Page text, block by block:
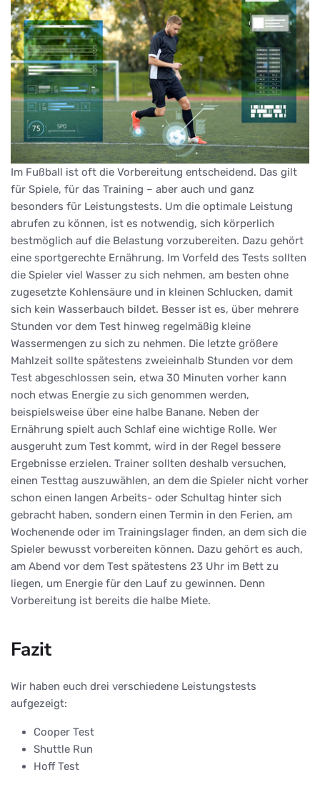
Im Fußball ist oft die Vorbereitung entscheidend. Das gilt
für Spiele, für das Training – aber auch und ganz
besonders für Leistungstests. Um die optimale Leistung
abrufen zu können, ist es notwendig, sich körperlich
bestmöglich auf die Belastung vorzubereiten. Dazu gehört
eine sportgerechte Ernährung. Im Vorfeld des Tests sollten
die Spieler viel Wasser zu sich nehmen, am besten ohne
zugesetzte Kohlensäure und in kleinen Schlucken, damit
sich kein Wasserbauch bildet. Besser ist es, über mehrere
Stunden vor dem Test hinweg regelmäßig kleine
Wassermengen zu sich zu nehmen. Die letzte größere
Mahlzeit sollte spätestens zweieinhalb Stunden vor dem
Test abgeschlossen sein, etwa 30 Minuten vorher kann
noch etwas Energie zu sich genommen werden,
beispielsweise über eine halbe Banane. Neben der
Ernährung spielt auch Schlaf eine wichtige Rolle. Wer
ausgeruht zum Test kommt, wird in der Regel bessere
Ergebnisse erzielen. Trainer sollten deshalb versuchen,
einen Testtag auszuwählen, an dem die Spieler nicht vorher
schon einen langen Arbeits- oder Schultag hinter sich
gebracht haben, sondern einen Termin in den Ferien, am
Wochenende oder im Trainingslager finden, an dem sich die
Spieler bewusst vorbereiten können. Dazu gehört es auch,
am Abend vor dem Test spätestens 23 Uhr im Bett zu
liegen, um Energie für den Lauf zu gewinnen. Denn
Vorbereitung ist bereits die halbe Miete.
Fazit
Wir haben euch drei verschiedene Leistungstests
aufgezeigt:
Cooper Test
Shuttle Run
Hoff Test